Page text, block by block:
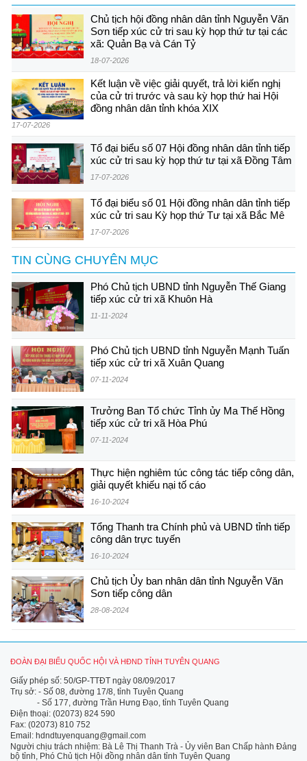
Chủ tịch hội đồng nhân dân tỉnh Nguyễn Văn
Sơn tiếp xúc cử tri sau kỳ họp thứ tư tại các
xã: Quản Bạ và Cán Tỷ
18-07-2026
Kết luận về việc giải quyết, trả lời kiến nghị
của cử tri trước và sau kỳ họp thứ hai Hội
đồng nhân dân tỉnh khóa XIX
17-07-2026
Tổ đại biểu số 07 Hội đồng nhân dân tỉnh tiếp
xúc cử tri sau kỳ họp thứ tư tại xã Đồng Tâm
17-07-2026
Tổ đại biểu số 01 Hội đồng nhân dân tỉnh tiếp
xúc cử tri sau Kỳ họp thứ Tư tại xã Bắc Mê
17-07-2026
TIN CÙNG CHUYÊN MỤC
Phó Chủ tịch UBND tỉnh Nguyễn Thế Giang
tiếp xúc cử tri xã Khuôn Hà
11-11-2024
Phó Chủ tịch UBND tỉnh Nguyễn Mạnh Tuấn
tiếp xúc cử tri xã Xuân Quang
07-11-2024
Trưởng Ban Tổ chức Tỉnh ủy Ma Thế Hồng
tiếp xúc cử tri xã Hòa Phú
07-11-2024
Thực hiện nghiêm túc công tác tiếp công dân,
giải quyết khiếu nại tố cáo
16-10-2024
Tổng Thanh tra Chính phủ và UBND tỉnh tiếp
công dân trực tuyến
16-10-2024
Chủ tịch Ủy ban nhân dân tỉnh Nguyễn Văn
Sơn tiếp công dân
28-08-2024
ĐOÀN ĐẠI BIỂU QUỐC HỘI VÀ HĐND TỈNH TUYÊN QUANG
Giấy phép số: 50/GP-TTĐT ngày 08/09/2017
Trụ sở: - Số 08, đường 17/8, tỉnh Tuyên Quang
- Số 177, đường Trần Hưng Đạo, tỉnh Tuyên Quang
Điện thoại: (02073) 824 590
Fax: (02073) 810 752
Email: hdndtuyenquang@gmail.com
Người chịu trách nhiệm: Bà Lê Thị Thanh Trà - Ủy viên Ban Chấp hành Đảng
bộ tỉnh, Phó Chủ tịch Hội đồng nhân dân tỉnh Tuyên Quang